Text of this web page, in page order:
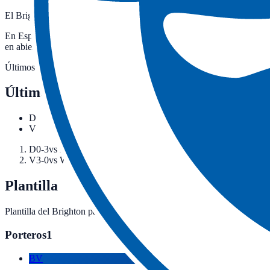
El Brighton pelea cada temporada por clasificarse para las
En España, los partidos del Brighton en competición europea
en abierto. Esta página recoge los próximos partidos confirmados
Últimos resultados
Últimos 2 Brighton
D
V
D0-3vs Manchester United 24 may 2026
V3-0vs Wolverhampton Wanderers 09 may 2026
Plantilla
Plantilla del Brighton para la temporada en curso, agrupada por
Porteros1
BV